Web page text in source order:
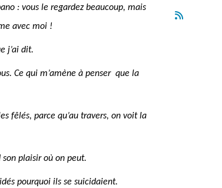
: vous le regardez beaucoup, mais
avec moi !
j’ai dit.
Ce qui m’amène à penser que la
fêlés, parce qu’au travers, on voit la
son plaisir où on peut.
pourquoi ils se suicidaient.